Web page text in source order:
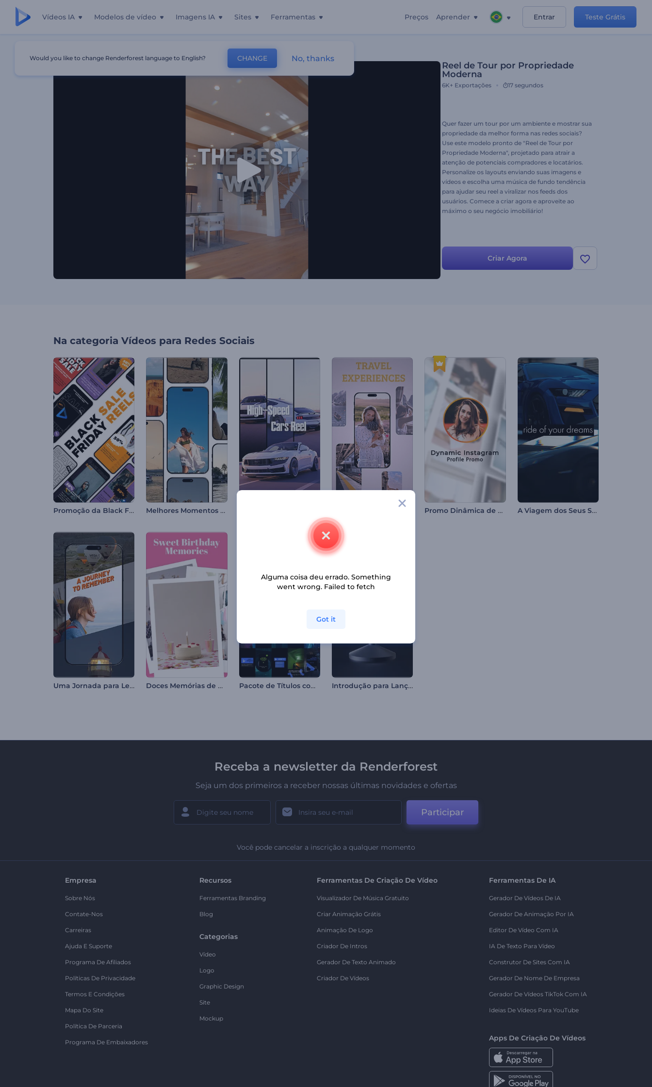
Vídeos IA Modelos de vídeo Imagens IA Sites Ferramentas Preços Aprender Entrar Teste Grátis
Reel de Tour por Propriedade
Moderna
6K+ Exportações 17 segundos
Quer fazer um tour por um ambiente e mostrar sua
propriedade da melhor forma nas redes sociais?
Use este modelo pronto de "Reel de Tour por
Propriedade Moderna", projetado para atrair a
atenção de potenciais compradores e locatários.
Personalize os layouts enviando suas imagens e
vídeos e escolha uma música de fundo tendência
para ajudar seu reel a viralizar nos feeds dos
usuários. Comece a criar agora e aproveite ao
máximo o seu negócio imobiliário!
Criar Agora
Na categoria Vídeos para Redes Sociais
Promoção da Black Friday de Reels Melhores Momentos de Viagem de Todos os Tempos Promo Dinâmica de Perfil do Instagram A Viagem dos Seus Sonhos
Uma Jornada para Lembrar Doces Memórias de Aniversário Pacote de Títulos com Glitch Pixelado Introdução para Lançamento de Podcast
Receba a newsletter da Renderforest
Seja um dos primeiros a receber nossas últimas novidades e ofertas
Participar
Você pode cancelar a inscrição a qualquer momento
Empresa
Sobre Nós
Contate-Nos
Carreiras
Ajuda E Suporte
Programa De Afiliados
Políticas De Privacidade
Termos E Condições
Mapa Do Site
Política De Parceria
Programa De Embaixadores
Recursos
Ferramentas Branding
Blog
Categorias
Vídeo
Logo
Graphic Design
Site
Mockup
Ferramentas De Criação De Vídeo
Visualizador De Música Gratuito
Criar Animação Grátis
Animação De Logo
Criador De Intros
Gerador De Texto Animado
Criador De Vídeos
Ferramentas De IA
Gerador De Vídeos De IA
Gerador De Animação Por IA
Editor De Vídeo Com IA
IA De Texto Para Vídeo
Construtor De Sites Com IA
Gerador De Nome De Empresa
Gerador De Vídeos TikTok Com IA
Ideias De Vídeos Para YouTube
Apps De Criação De Vídeos
Would you like to change Renderforest language to English? CHANGE No, thanks
Alguma coisa deu errado. Something
went wrong. Failed to fetch
Got it